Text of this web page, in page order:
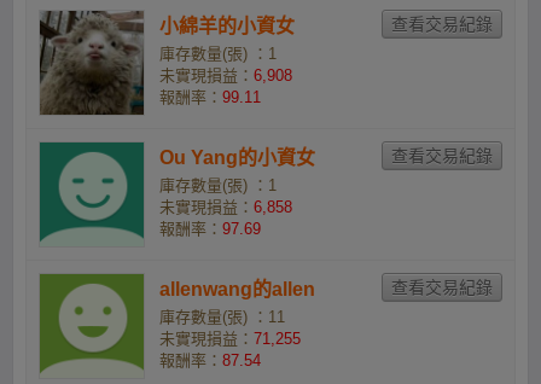
小綿羊的小資女
庫存數量(張) ：1
未實現損益： 6,908
報酬率： 99.11
Ou Yang的小資女
庫存數量(張) ：1
未實現損益： 6,858
報酬率： 97.69
allenwang的allen
庫存數量(張) ：11
未實現損益： 71,255
報酬率： 87.54